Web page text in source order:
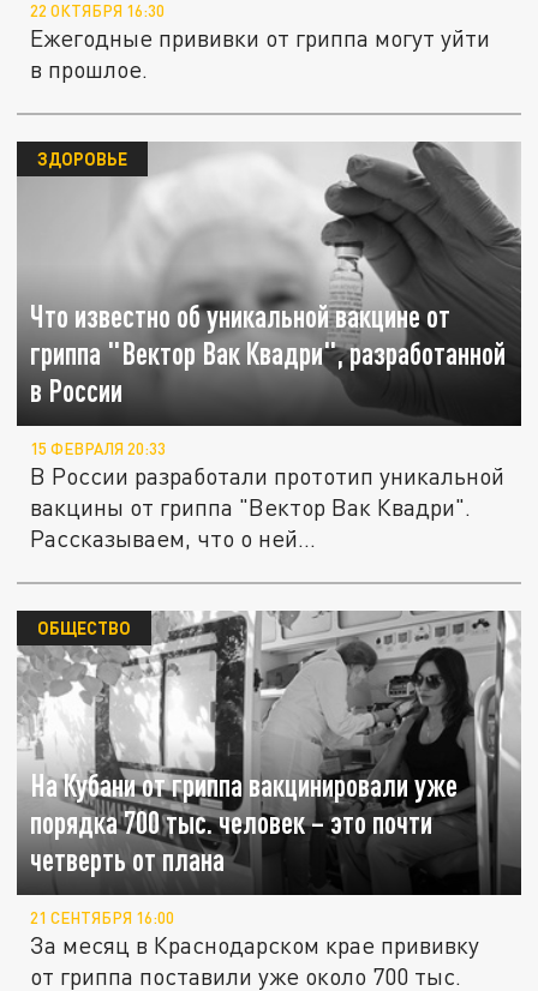
22 ОКТЯБРЯ 16:30
Ежегодные прививки от гриппа могут уйти
в прошлое.
Что известно об уникальной вакцине от
гриппа "Вектор Вак Квадри", разработанной
в России
ЗДОРОВЬЕ
15 ФЕВРАЛЯ 20:33
В России разработали прототип уникальной
вакцины от гриппа "Вектор Вак Квадри".
Рассказываем, что о ней...
На Кубани от гриппа вакцинировали уже
порядка 700 тыс. человек – это почти
четверть от плана
ОБЩЕСТВО
21 СЕНТЯБРЯ 16:00
За месяц в Краснодарском крае прививку
от гриппа поставили уже около 700 тыс.